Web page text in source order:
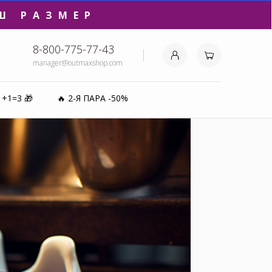
РАЗМЕР
8-800-775-77-43
manager@outmaxshop.com
🎁 🔥 2-Я ПАРА -50%